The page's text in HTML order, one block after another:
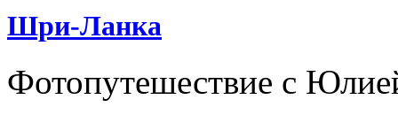
Шри-Ланка
Фотопутешествие с